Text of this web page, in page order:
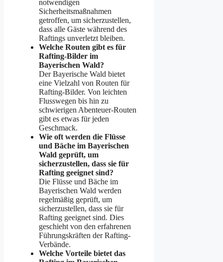
notwendigen
Sicherheitsmaßnahmen
getroffen, um sicherzustellen,
dass alle Gäste während des
Raftings unverletzt bleiben.
Welche Routen gibt es für
Rafting-Bilder im
Bayerischen Wald?
Der Bayerische Wald bietet
eine Vielzahl von Routen für
Rafting-Bilder. Von leichten
Flusswegen bis hin zu
schwierigen Abenteuer-Routen
gibt es etwas für jeden
Geschmack.
Wie oft werden die Flüsse
und Bäche im Bayerischen
Wald geprüft, um
sicherzustellen, dass sie für
Rafting geeignet sind?
Die Flüsse und Bäche im
Bayerischen Wald werden
regelmäßig geprüft, um
sicherzustellen, dass sie für
Rafting geeignet sind. Dies
geschieht von den erfahrenen
Führungskräften der Rafting-
Verbände.
Welche Vorteile bietet das